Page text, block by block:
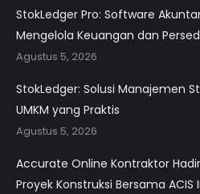
StokLedger Pro: Software
Mengelola Keuangan dan
Agustus 5, 2026
StokLedger: Solusi Manajemen
UMKM yang Praktis
Agustus 5, 2026
Accurate Online Kontraktor
Proyek Konstruksi Bersama ACIS